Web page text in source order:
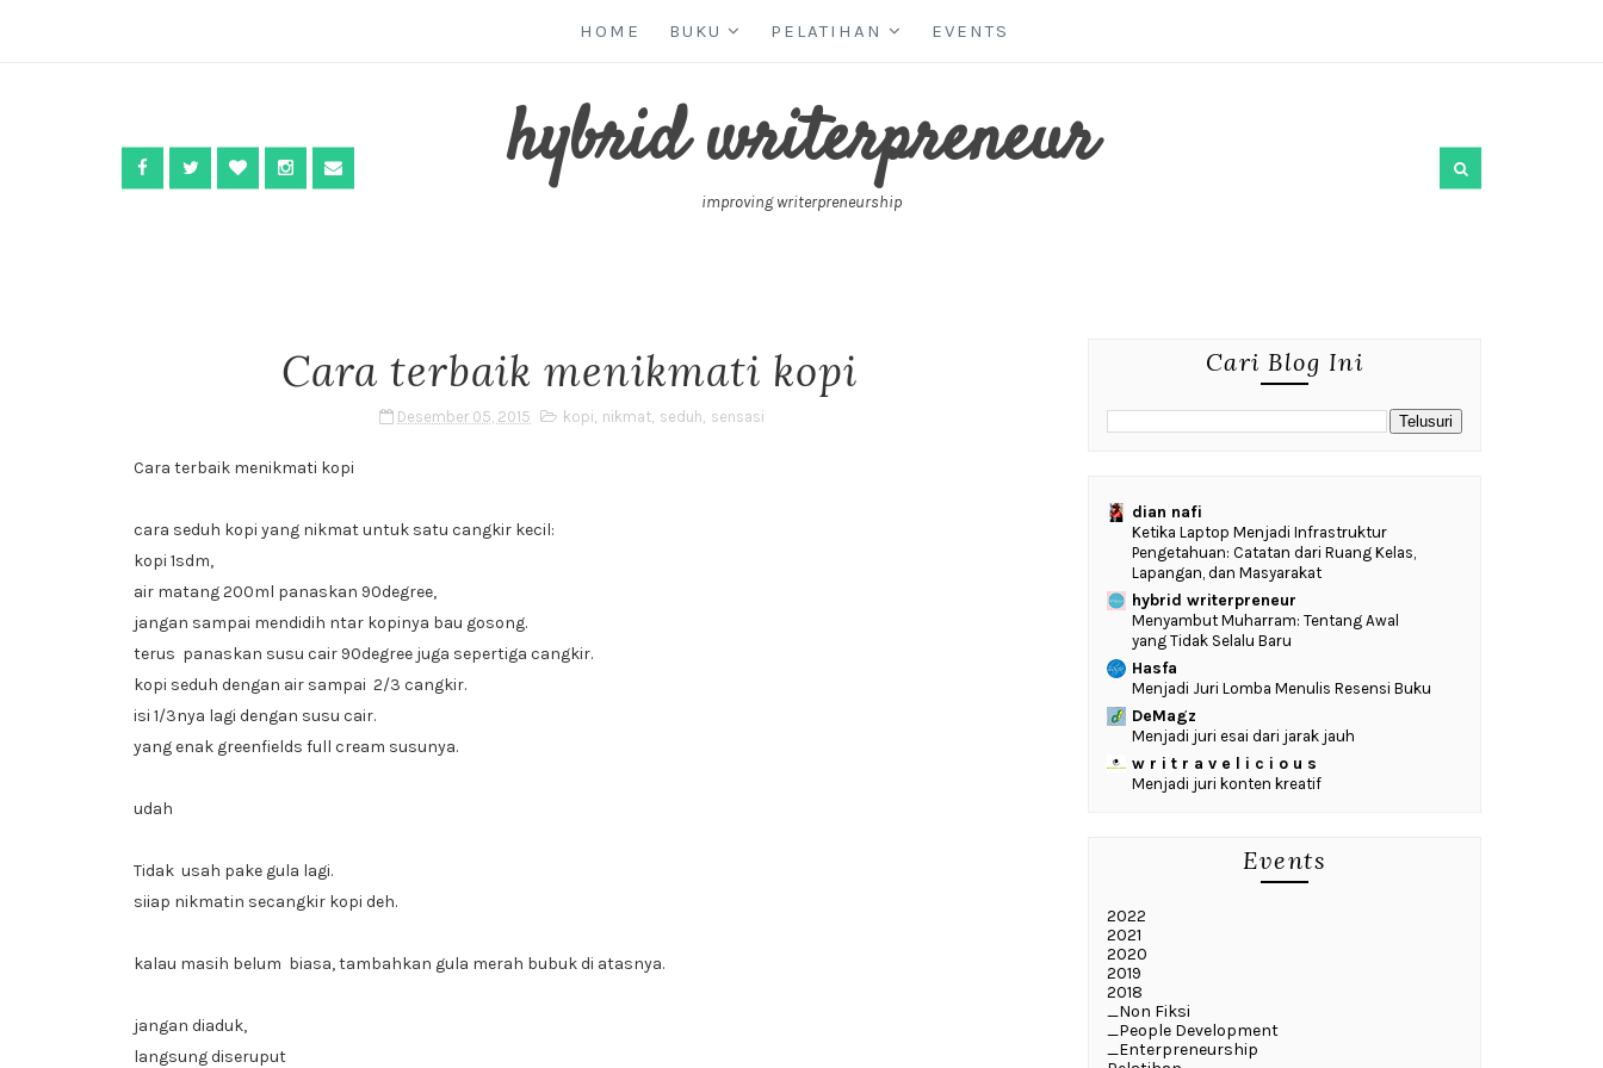
HOME BUKU PELATIHAN EVENTS
hybrid writerpreneur
improving writerpreneurship
Cara terbaik menikmati kopi
Desember 05, 2015 kopi, nikmat, seduh, sensasi
Cara terbaik menikmati kopi
cara seduh kopi yang nikmat untuk satu cangkir kecil:
kopi 1sdm,
air matang 200ml panaskan 90degree,
jangan sampai mendidih ntar kopinya bau gosong.
terus panaskan susu cair 90degree juga sepertiga cangkir.
kopi seduh dengan air sampai 2/3 cangkir.
isi 1/3nya lagi dengan susu cair.
yang enak greenfields full cream susunya.
udah
Tidak usah pake gula lagi.
siiap nikmatin secangkir kopi deh.
kalau masih belum biasa, tambahkan gula merah bubuk di atasnya.
jangan diaduk,
langsung diseruput
Cari Blog Ini
dian nafi
Ketika Laptop Menjadi Infrastruktur
Pengetahuan: Catatan dari Ruang Kelas,
Lapangan, dan Masyarakat
hybrid writerpreneur
Menyambut Muharram: Tentang Awal
yang Tidak Selalu Baru
Hasfa
Menjadi Juri Lomba Menulis Resensi Buku
DeMagz
Menjadi juri esai dari jarak jauh
w r i t r a v e l i c i o u s
Menjadi juri konten kreatif
Events
2022
2021
2020
2019
2018
_Non Fiksi
_People Development
_Enterpreneurship